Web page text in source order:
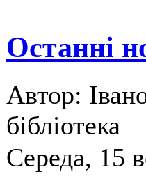
Останні
Автор:
бібліотека
Середа, 15